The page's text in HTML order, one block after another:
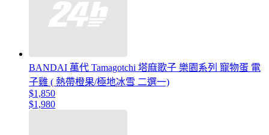
BANDAI 萬代 Tamagotchi 塔麻歌子 樂園系列 寵物蛋 電
子雞 ( 熱帶橙果/極地冰雪 二選一)
$1,850
$1,980